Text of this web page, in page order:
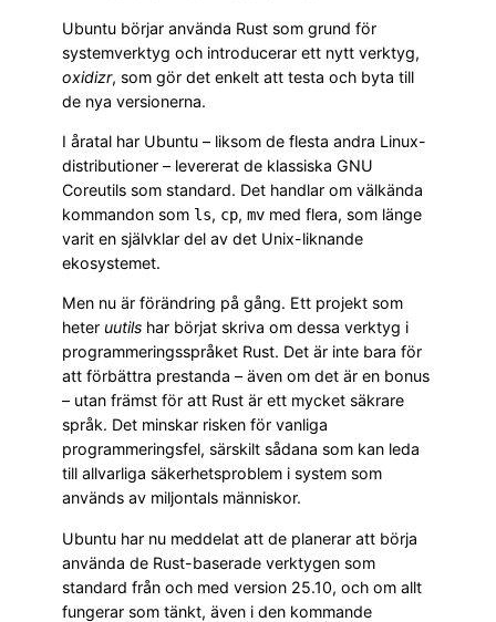
Ubuntu börjar använda Rust som grund för
systemverktyg och introducerar ett nytt verktyg,
oxidizr, som gör det enkelt att testa och byta till
de nya versionerna.
I åratal har Ubuntu – liksom de flesta andra Linux-
distributioner – levererat de klassiska GNU
Coreutils som standard. Det handlar om välkända
kommandon som ls, cp, mv med flera, som länge
varit en självklar del av det Unix-liknande
ekosystemet.
Men nu är förändring på gång. Ett projekt som
heter uutils har börjat skriva om dessa verktyg i
programmeringsspråket Rust. Det är inte bara för
att förbättra prestanda – även om det är en bonus
– utan främst för att Rust är ett mycket säkrare
språk. Det minskar risken för vanliga
programmeringsfel, särskilt sådana som kan leda
till allvarliga säkerhetsproblem i system som
används av miljontals människor.
Ubuntu har nu meddelat att de planerar att börja
använda de Rust-baserade verktygen som
standard från och med version 25.10, och om allt
fungerar som tänkt, även i den kommande